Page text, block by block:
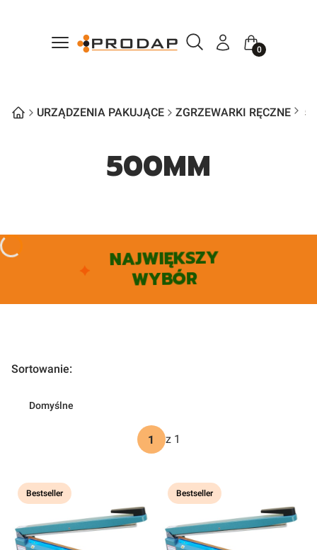
Menu Otwórz wyszukiwarkę
Szukaj Zaloguj sięKoszyk
URZĄDZENIA PAKUJĄCE ZGRZEWARKI RĘCZNE
500MM
NAJWIĘKSZY
WYBÓR
Lista produktów
Sortowanie:
Domyślne
z 1
Bestseller Bestseller